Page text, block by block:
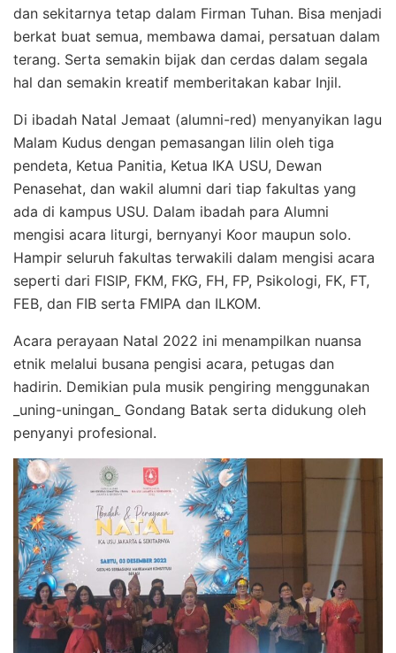
dan sekitarnya tetap dalam Firman Tuhan. Bisa menjadi
berkat buat semua, membawa damai, persatuan dalam
terang. Serta semakin bijak dan cerdas dalam segala
hal dan semakin kreatif memberitakan kabar Injil.
Di ibadah Natal Jemaat (alumni-red) menyanyikan lagu
Malam Kudus dengan pemasangan lilin oleh tiga
pendeta, Ketua Panitia, Ketua IKA USU, Dewan
Penasehat, dan wakil alumni dari tiap fakultas yang
ada di kampus USU. Dalam ibadah para Alumni
mengisi acara liturgi, bernyanyi Koor maupun solo.
Hampir seluruh fakultas terwakili dalam mengisi acara
seperti dari FISIP, FKM, FKG, FH, FP, Psikologi, FK, FT,
FEB, dan FIB serta FMIPA dan ILKOM.
Acara perayaan Natal 2022 ini menampilkan nuansa
etnik melalui busana pengisi acara, petugas dan
hadirin. Demikian pula musik pengiring menggunakan
_uning-uningan_ Gondang Batak serta didukung oleh
penyanyi profesional.